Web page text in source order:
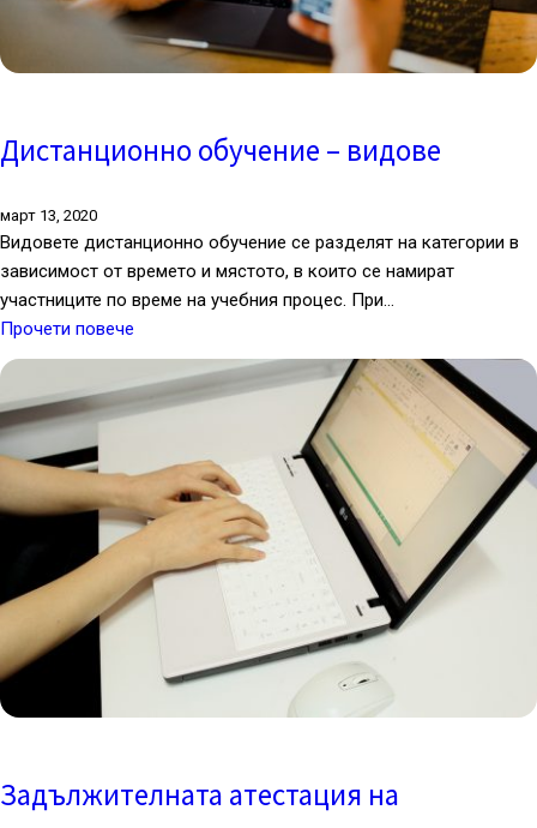
Дистанционно обучение – видове
март 13, 2020
Видовете дистанционно обучение се разделят на категории в
зависимост от времето и мястото, в които се намират
участниците по време на учебния процес. При…
Прочети повече
Задължителната атестация на